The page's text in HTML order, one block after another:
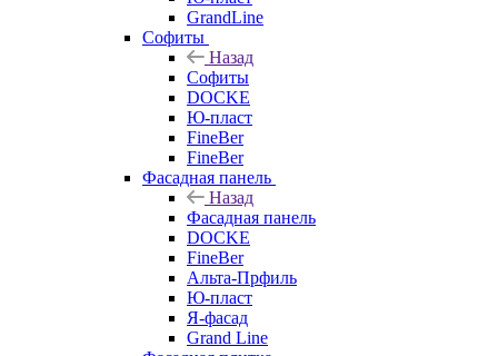
GrandLine
Софиты
Назад
Софиты
DOCKE
Ю-пласт
FineBer
FineBer
Фасадная панель
Назад
Фасадная панель
DOCKE
FineBer
Альта-Прфиль
Ю-пласт
Я-фасад
Grand Line